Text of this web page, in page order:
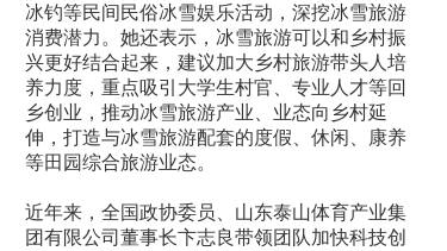
冰钓等民间民俗冰雪娱乐活动，深挖冰雪旅游
消费潜力。她还表示，冰雪旅游可以和乡村振
兴更好结合起来，建议加大乡村旅游带头人培
养力度，重点吸引大学生村官、专业人才等回
乡创业，推动冰雪旅游产业、业态向乡村延
伸，打造与冰雪旅游配套的度假、休闲、康养
等田园综合旅游业态。
近年来，全国政协委员、山东泰山体育产业集
团有限公司董事长卞志良带领团队加快科技创